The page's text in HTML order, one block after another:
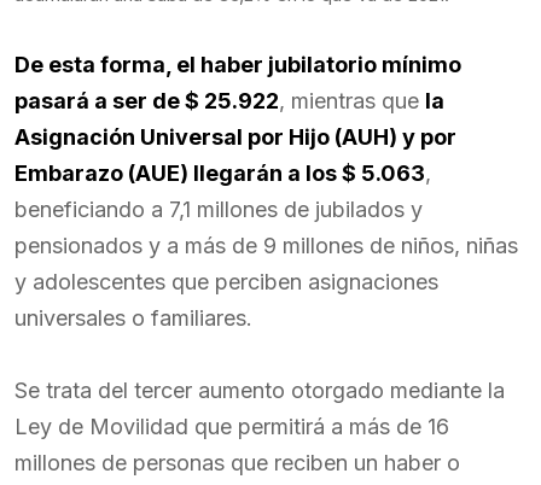
De esta forma, el haber jubilatorio mínimo
pasará a ser de $ 25.922, mientras que la
Asignación Universal por Hijo (AUH) y por
Embarazo (AUE) llegarán a los $ 5.063,
beneficiando a 7,1 millones de jubilados y
pensionados y a más de 9 millones de niños, niñas
y adolescentes que perciben asignaciones
universales o familiares.
Se trata del tercer aumento otorgado mediante la
Ley de Movilidad que permitirá a más de 16
millones de personas que reciben un haber o